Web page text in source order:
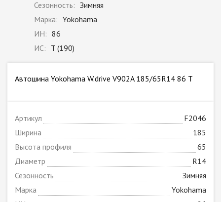
Сезонность: Зимняя
Марка: Yokohama
ИН: 86
ИС: T (190)
Автошина Yokohama W.drive V902A 185/65R14 86 T
Артикул
F2046
Ширина
185
Высота профиля
65
Диаметр
R14
Сезонность
Зимняя
Марка
Yokohama